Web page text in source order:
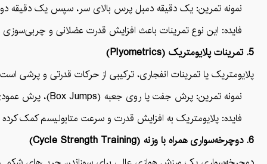
نمونه تمرین: یک دقیقه دمبل پرس بالای سر، سپس یک دقیقه
فایده: این نوع تمرینات باعث افزایش قدرت عضلانی و چربی‌سوزی
5. تمرینات پلایومتریک (Plyometrics)
پلایومتریک یا تمرینات انفجاری، ترکیبی از حرکات قدرتی و پرشی
نمونه تمرین: پرش جفت پا روی جعبه (Box Jumps)، پرش عمودی با بالا بردن زانوها (Jumping Knee Tucks).
فایده: پلایومتریک به افزایش قدرت و سرعت متابولیسم کمک
6. دوچرخه‌سواری همراه با وزنه (Cycle Strength Training)